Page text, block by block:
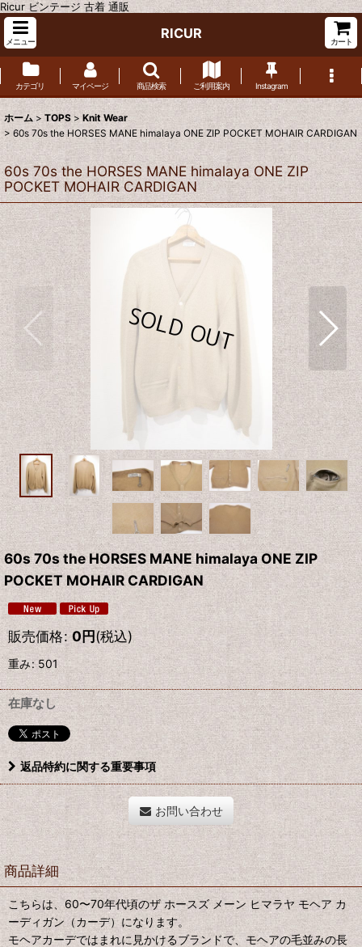
Ricur ビンテージ 古着 通販
メニュー
RICUR
カート
カテゴリ マイページ 商品検索 ご利用案内 Instagram
ホーム > TOPS > Knit Wear
> 60s 70s the HORSES MANE himalaya ONE ZIP POCKET MOHAIR CARDIGAN
60s 70s the HORSES MANE himalaya ONE ZIP
POCKET MOHAIR CARDIGAN
60s 70s the HORSES MANE himalaya ONE ZIP
POCKET MOHAIR CARDIGAN
販売価格: 0円(税込)
重み:501
在庫なし
返品特約に関する重要事項
お問い合わせ
商品詳細
こちらは、60〜70年代頃のザ ホースズ メーン ヒマラヤ モヘア カ
ーディガン（カーデ）になります。
モヘアカーデではまれに見かけるブランドで、モヘアの毛並みの長